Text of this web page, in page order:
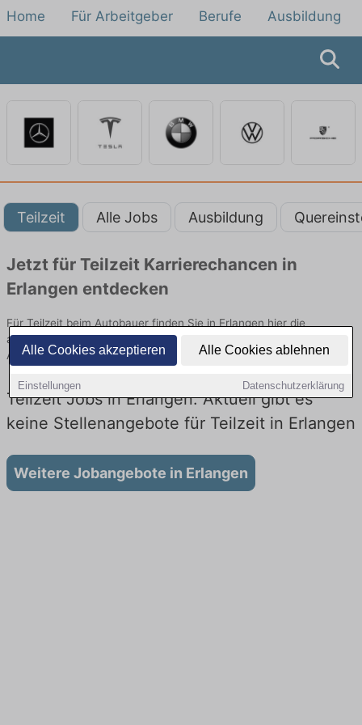
Alle Cookies akzeptieren Alle Cookies ablehnen
Einstellungen Datenschutzerklärung
Home Für Arbeitgeber Berufe Ausbildung
Teilzeit Alle Jobs Ausbildung
Jetzt für Teilzeit Karrierechancen in
Erlangen entdecken
Für Teilzeit beim Autobauer finden Sie in Erlangen hier die
aktuellsten Angebote. Entdecken Sie freie Optionen von Top-
Arbeitgebern und bewerben Sie sich noch heute.
Teilzeit Jobs in Erlangen: Aktuell gibt es
keine Stellenangebote für Teilzeit in Erlangen
Weitere Jobangebote in Erlangen